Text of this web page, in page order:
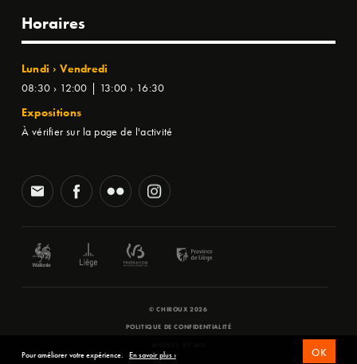
Horaires
Lundi › Vendredi
08:30 › 12:00 | 13:00 › 16:30
Expositions
À vérifier sur la page de l'activité
© CHIROUX 2026
POLITIQUE DE CONFIDENTIALITÉ
Pour améliorer votre expérience. En savoir plus › OK